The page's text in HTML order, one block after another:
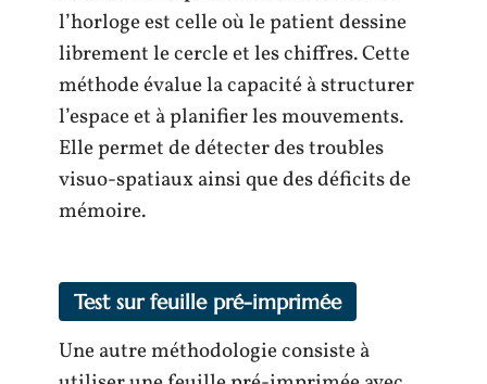
l’horloge est celle où le patient dessine
librement le cercle et les chiffres. Cette
méthode évalue la capacité à structurer
l’espace et à planifier les mouvements.
Elle permet de détecter des troubles
visuo-spatiaux ainsi que des déficits de
mémoire.
Test sur feuille pré-imprimée
Une autre méthodologie consiste à